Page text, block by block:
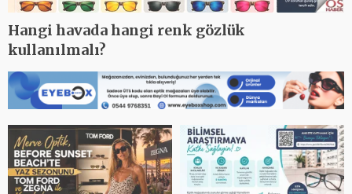
Hangi havada hangi renk gözlük
kullanılmalı?